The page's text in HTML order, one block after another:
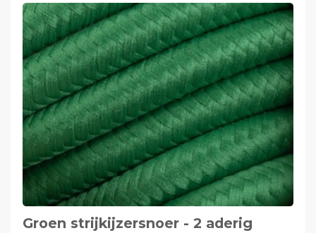
Groen strijkijzersnoer - 2 aderig